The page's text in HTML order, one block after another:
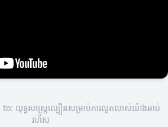
យុទ្ធសាស្ត្រល្បឿនសម្រាប់ការលូតលាស់យ៉ាងឆាប់
រហ័ស